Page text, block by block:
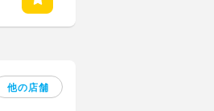
他の店舗